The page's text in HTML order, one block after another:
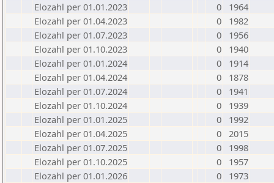
Elozahl per 01.01.2023
0
1964
Elozahl per 01.04.2023
0
1982
Elozahl per 01.07.2023
0
1956
Elozahl per 01.10.2023
0
1940
Elozahl per 01.01.2024
0
1914
Elozahl per 01.04.2024
0
1878
Elozahl per 01.07.2024
0
1941
Elozahl per 01.10.2024
0
1939
Elozahl per 01.01.2025
0
1992
Elozahl per 01.04.2025
0 2015
Elozahl per 01.07.2025
0
1998
Elozahl per 01.10.2025
0
1957
Elozahl per 01.01.2026
0
1973